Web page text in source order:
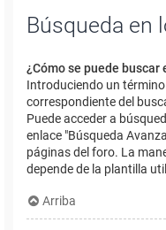
Búsqueda en
¿Cómo se puede buscar
Introduciendo un
correspondiente del
Puede acceder a
enlace "Búsqueda
páginas del foro. La
depende de la plantilla
Arriba